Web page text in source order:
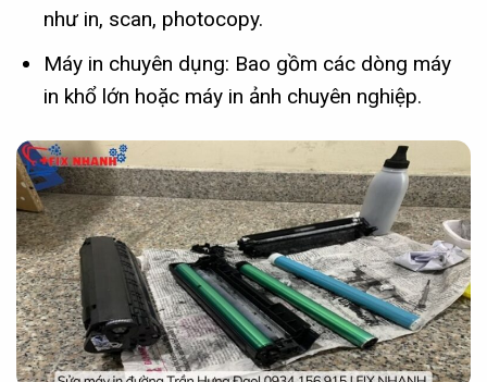
như in, scan, photocopy.
Máy in chuyên dụng: Bao gồm các dòng máy
in khổ lớn hoặc máy in ảnh chuyên nghiệp.